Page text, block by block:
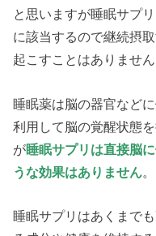
と思いますが睡眠サプ
に該当するので継続摂
起こすことはありません
睡眠薬は脳の器官など
利用して脳の覚醒状態
が睡眠サプリは直接脳
うな効果はありません
睡眠サプリはあくまで